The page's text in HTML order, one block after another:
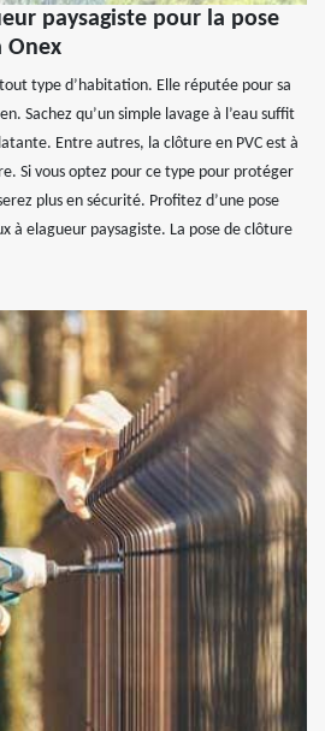
paysagiste pour la pose
Onex
type d’habitation. Elle réputée pour sa
Sachez qu’un simple lavage à l’eau suffit
Entre autres, la clôture en PVC est à
Si vous optez pour ce type pour protéger
plus en sécurité. Profitez d’une pose
à elagueur paysagiste. La pose de clôture